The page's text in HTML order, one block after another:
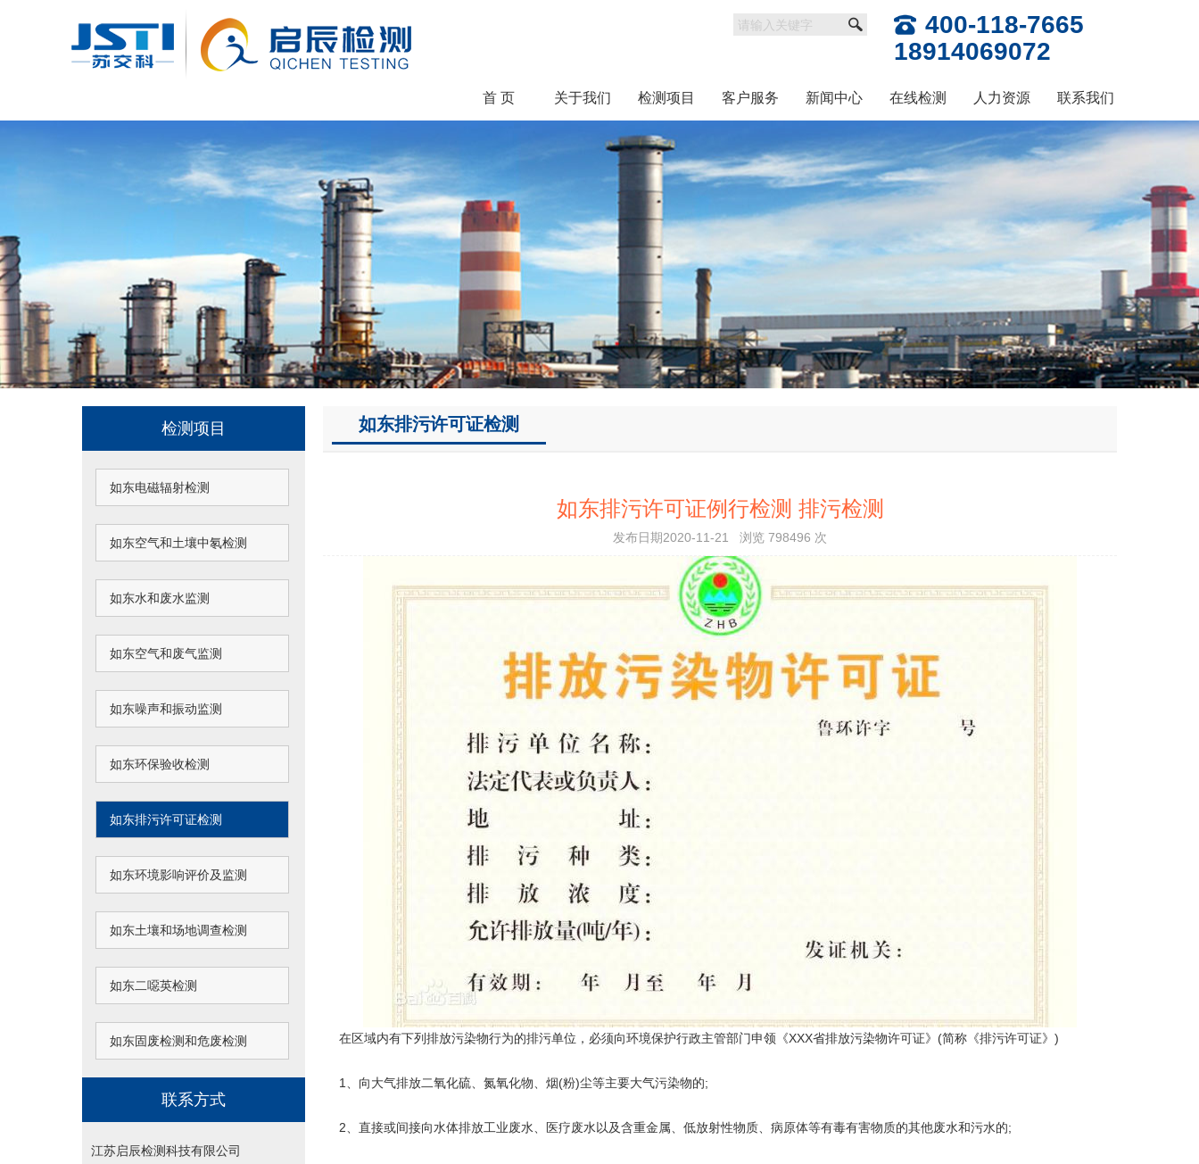
400-118-7665
18914069072
首 页 关于我们 检测项目 客户服务 新闻中心 在线检测 人力资源 联系我们
检测项目
如东电磁辐射检测
如东空气和土壤中氡检测
如东水和废水监测
如东空气和废气监测
如东噪声和振动监测
如东环保验收检测
如东排污许可证检测
如东环境影响评价及监测
如东土壤和场地调查检测
如东二噁英检测
如东固废检测和危废检测
联系方式
江苏启辰检测科技有限公司
如东排污许可证检测
如东排污许可证例行检测 排污检测
发布日期2020-11-21 浏览 798496 次
在区域内有下列排放污染物行为的排污单位，必须向环境保护行政主管部门申领《XXX省排放污染物许可证》(简称《排污许可证》)
1、向大气排放二氧化硫、氮氧化物、烟(粉)尘等主要大气污染物的;
2、直接或间接向水体排放工业废水、医疗废水以及含重金属、低放射性物质、病原体等有毒有害物质的其他废水和污水的;